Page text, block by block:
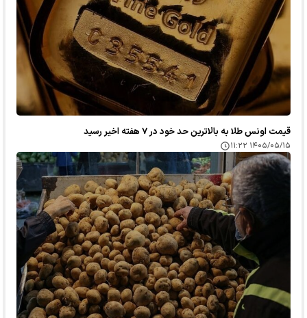
قیمت اونس طلا به بالاترین حد خود در ۷ هفته اخیر رسید
۱۴۰۵/۰۵/۱۵ ۱۱:۲۲